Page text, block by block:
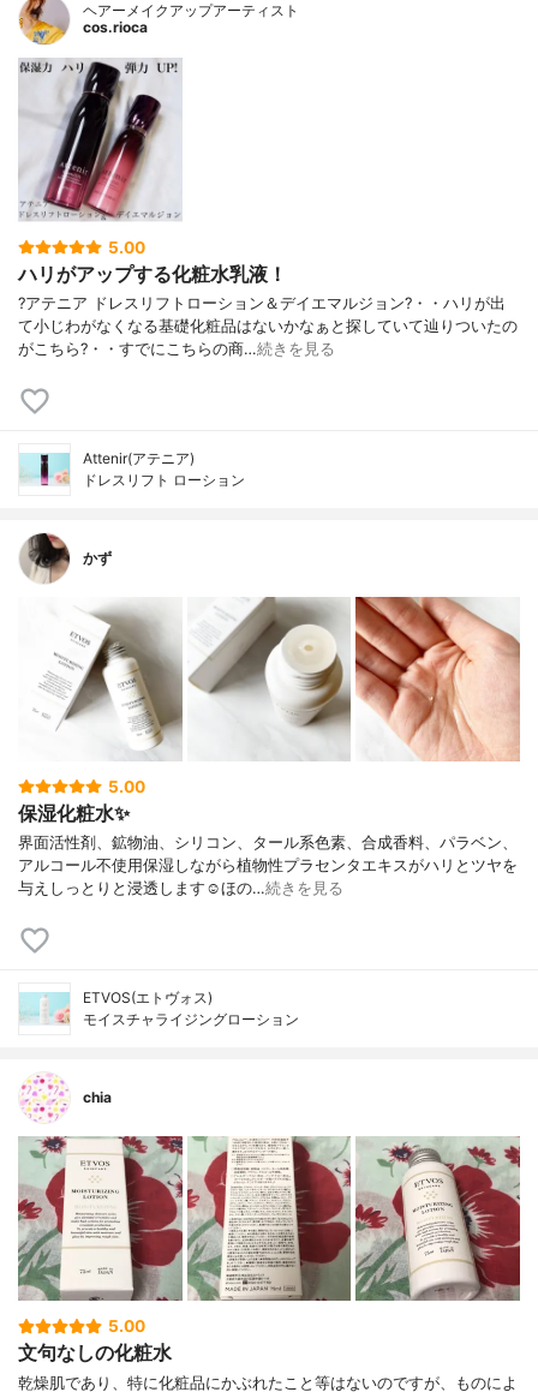
ヘアーメイクアップアーティスト
cos.rioca
5.00
ハリがアップする化粧水乳液！
?アテニア ドレスリフトローション＆デイエマルジョン?・・ハリが出
て小じわがなくなる基礎化粧品はないかなぁと探していて辿りついたの
がこちら?・・すでにこちらの商…続きを見る
Attenir(アテニア)
ドレスリフト ローション
かず
5.00
保湿化粧水✨
界面活性剤、鉱物油、シリコン、タール系色素、合成香料、パラベン、
アルコール不使用保湿しながら植物性プラセンタエキスがハリとツヤを
与えしっとりと浸透します☺︎ほの…続きを見る
ETVOS(エトヴォス)
モイスチャライジングローション
chia
5.00
文句なしの化粧水
乾燥肌であり、特に化粧品にかぶれたこと等はないのですが、ものによ